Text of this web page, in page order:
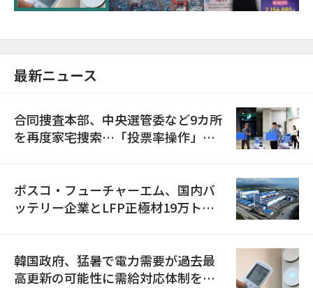
最新ニュース
合同捜査本部、中央選管委など9カ所
を再度家宅捜索…「投票率操作」の
ポスコ・フューチャーエム、国内バ
ッテリー企業とLFP正極材19万トン
韓国政府、猛暑で電力需要が過去最
高更新の可能性に需給対応体制を点